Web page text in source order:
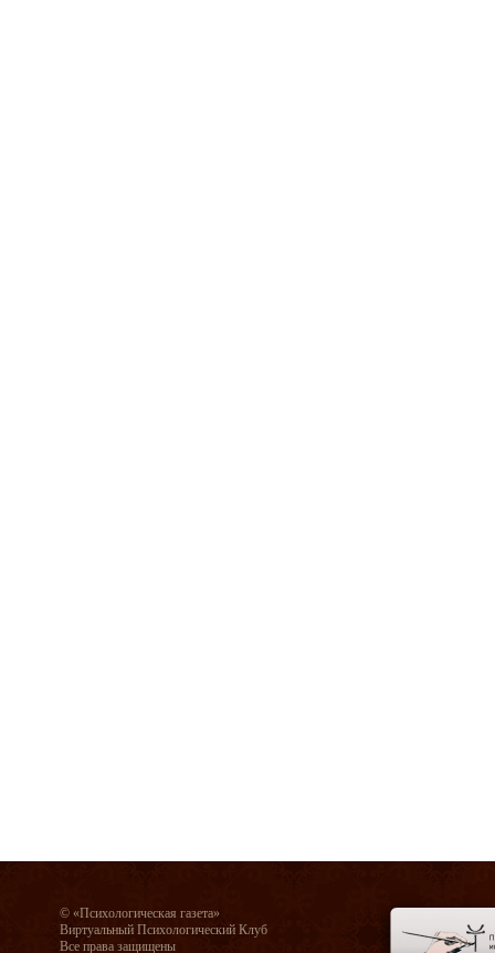
© «Психологическая газета»
Виртуальный Психологический Клуб
Все права защищены